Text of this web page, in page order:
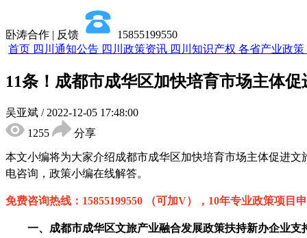
卧涛合作 | 反馈
15855199550
首页 四川通知公告 四川政策资讯 四川知识产权 各省产业政策
11条！成都市成华区加快培育市场主体
吴亚斌 / 2022-12-05 17:48:00
1255
分享
本文小编将为大家介绍成都市成华区加快培育市场主体促进文
电咨询，政策小编在线解答。
免费咨询热线： 15855199550 （可加V），10年专业政策项
一、 成都市成华区文旅产业融合发展政策扶持新办企业支